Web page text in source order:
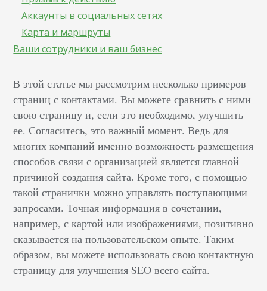
Аккаунты в социальных сетях
Карта и маршруты
Ваши сотрудники и ваш бизнес
В этой статье мы рассмотрим несколько примеров
страниц с контактами. Вы можете сравнить с ними
свою страницу и, если это необходимо, улучшить
ее. Согласитесь, это важный момент. Ведь для
многих компаний именно возможность размещения
способов связи с организацией является главной
причиной создания сайта. Кроме того, с помощью
такой странички можно управлять поступающими
запросами. Точная информация в сочетании,
например, с картой или изображениями, позитивно
сказывается на пользовательском опыте. Таким
образом, вы можете использовать свою контактную
страницу для улучшения SEO всего сайта.